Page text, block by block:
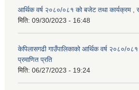
आर्थिक वर्ष २०८०/०८१ को बजेट तथा कार्यक्रम ,
मिति: 09/30/2023 - 16:48
केपिलासगढी गाउँपालिकाको आर्थिक वर्ष २०८०/
प्रमाणित प्रति
मिति: 06/27/2023 - 19:24